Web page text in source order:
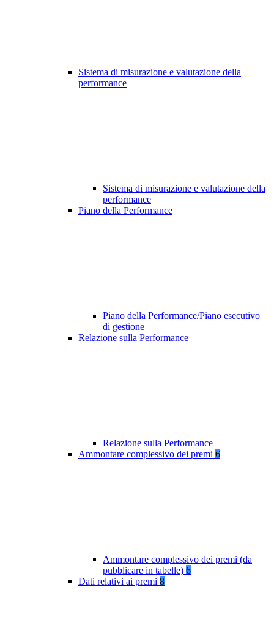
Sistema di misurazione e valutazione della
performance
Sistema di misurazione e valutazione della
performance
Piano della Performance
Piano della Performance/Piano esecutivo
di gestione
Relazione sulla Performance
Relazione sulla Performance
Ammontare complessivo dei premi 6
Ammontare complessivo dei premi (da
pubblicare in tabelle) 6
Dati relativi ai premi 8